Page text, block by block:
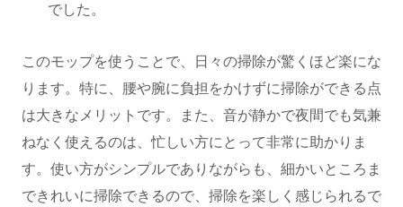
でした。
このモップを使うことで、日々の掃除が驚くほど楽にな
ります。特に、腰や腕に負担をかけずに掃除ができる点
は大きなメリットです。また、音が静かで夜間でも気兼
ねなく使えるのは、忙しい方にとって非常に助かりま
す。使い方がシンプルでありながらも、細かいところま
できれいに掃除できるので、掃除を楽しく感じられるで